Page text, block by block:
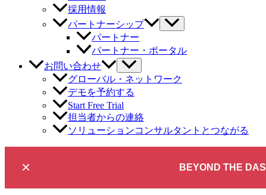
採用情報
パートナーシップ
パートナー
パートナー・ポータル
お問い合わせ
グローバル・ネットワーク
デモを予約する
Start Free Trial
担当者からの連絡
ソリューションコンサルタントとつながる
× BEYOND THE